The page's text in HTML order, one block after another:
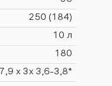
250 (184)
10 л
180
7,9 х 3х 3,6-3,8*